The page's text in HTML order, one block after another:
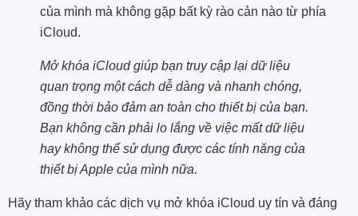
của mình mà không gặp bất kỳ rào cản nào từ phía
iCloud.
Mở khóa iCloud giúp bạn truy cập lại dữ liệu
quan trọng một cách dễ dàng và nhanh chóng,
đồng thời bảo đảm an toàn cho thiết bị của bạn.
Bạn không cần phải lo lắng về việc mất dữ liệu
hay không thể sử dụng được các tính năng của
thiết bị Apple của mình nữa.
Hãy tham khảo các dịch vụ mở khóa iCloud uy tín và đáng